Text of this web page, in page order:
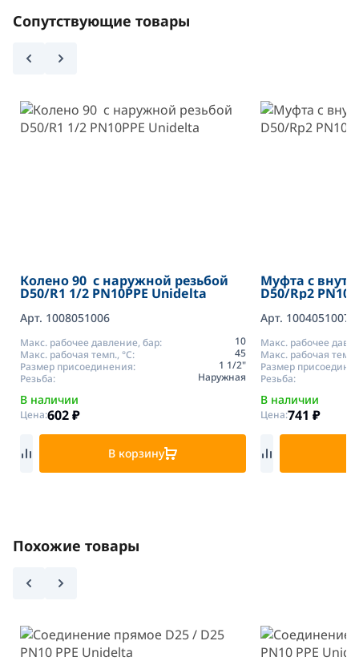
Сопутствующие товары
Колено 90 с наружной резьбой
D50/R1 1/2 PN10PPE Unidelta
Арт. 1008051006
Макс. рабочее давление, бар:
10
Макс. рабочая темп., °С:
45
Размер присоединения:
1 1/2"
Резьба:
Наружная
В наличии
Цена:602₽
В корзину
Муфта с
D50/Rp2 PN10
Арт. 1004051007
Макс. рабочее
Макс. рабочая
Размер
Резьба:
В наличии
Цена:741 ₽
Похожие товары